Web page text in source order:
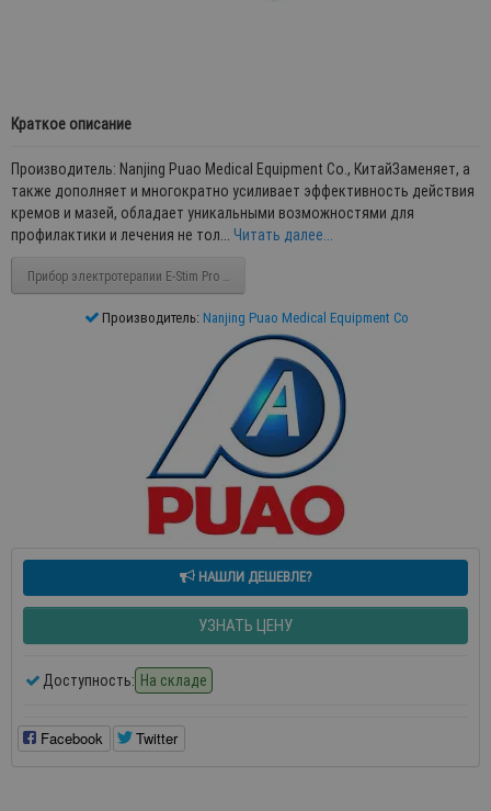
Краткое описание
Производитель: Nanjing Puao Medical Equipment Co., КитайЗаменяет, а
также дополняет и многократно усиливает эффективность действия
кремов и мазей, обладает уникальными возможностями для
профилактики и лечения не тол... Читать далее...
Прибор электротерапии E-Stim Pro MT1022
Производитель: Nanjing Puao Medical Equipment Co
НАШЛИ ДЕШЕВЛЕ?
УЗНАТЬ ЦЕНУ
Доступность: На складе
Facebook Twitter